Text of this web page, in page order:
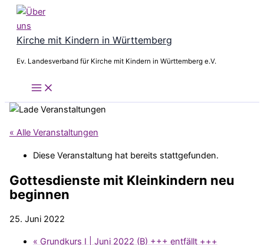
Zum
springen
Kirche mit Kindern in Württemberg
Ev. Landesverband für Kirche mit Kindern in Württemberg e.V.
« Alle Veranstaltungen
Diese Veranstaltung hat bereits stattgefunden.
Gottesdienste mit Kleinkindern neu
beginnen
25. Juni 2022
« Grundkurs I | Juni 2022 (B) +++ entfällt +++